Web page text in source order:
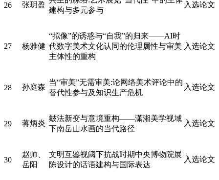
26 张玥盈
建构与多元参与
入选论文
27 杨雅健
“拟像”的诱惑与“自我”的归来——AI时
代数字美术文化认同的伦理属性与审美
主体性的重构
入选论文
28 孙庭森
当“审美”无需审美:论网络美术评论中的
替代性参与及知识生产危机
入选论文
29 蒋炳炎
皴法新变与意境重构——潇湘美学视域
下南岳山水画的当代路径
入选论文
30
赵帅、
岳阳
文明互鉴视阈下抗战时期中央博物院展
陈设计的话语建构与国际表达
入选论文